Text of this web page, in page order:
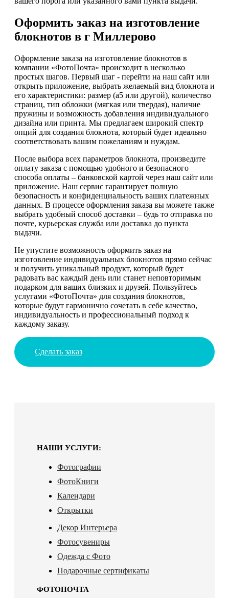
Оформить заказ на изготовление
блокнотов в г Миллерово
Оформление заказа на изготовление блокнотов в
компании «ФотоПочта» происходит в несколько
простых шагов. Первый шаг - перейти на наш сайт или
открыть приложение, выбрать желаемый вид блокнота и
его характеристики: размер (а5 или другой), количество
страниц, тип обложки (мягкая или твердая), наличие
пружины и возможность добавления индивидуального
дизайна или принта. Мы предлагаем широкий спектр
опций для создания блокнота, который будет идеально
соответствовать вашим пожеланиям и нуждам.
После выбора всех параметров блокнота, произведите
оплату заказа с помощью удобного и безопасного
способа оплаты – банковской картой через наш сайт или
приложение. Наш сервис гарантирует полную
безопасность и конфиденциальность ваших платежных
данных. В процессе оформления заказа вы можете также
выбрать удобный способ доставки – будь то отправка по
почте, курьерская служба или доставка до пункта
выдачи.
Не упустите возможность оформить заказ на
изготовление индивидуальных блокнотов прямо сейчас
и получить уникальный продукт, который будет
радовать вас каждый день или станет неповторимым
подарком для ваших близких и друзей. Пользуйтесь
услугами «ФотоПочта» для создания блокнотов,
которые будут гармонично сочетать в себе качество,
индивидуальность и профессиональный подход к
каждому заказу.
Сделать заказ
НАШИ УСЛУГИ:
Фотографии
ФотоКниги
Календари
Открытки
Декор Интерьера
Фотосувениры
Одежда с Фото
Подарочные сертификаты
ФОТОПОЧТА